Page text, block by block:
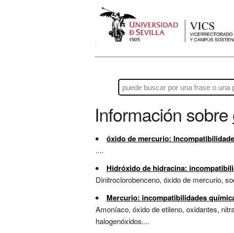
Información sobre
óxido de mercurio:
....
Hidróxido de hidracina:
Dinitroclorobenceno, óxido de mercurio,
Mercurio: incompatibilidades
Amoníaco, óxido de etileno, oxidantes,
halogenóxidos....